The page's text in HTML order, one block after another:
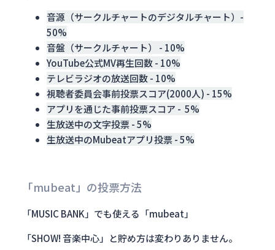
音源（サークルチャートのデジタルチャート）-
50%
音盤（サークルチャート） - 10%
YouTube公式MV再生回数 - 10%
テレビラジオの放送回数 - 10%
視聴者委員会事前投票スコア(2000人) - 15%
アプリを通じた事前投票スコア - 5%
生放送中の文字投票 - 5%
生放送中のMubeatアプリ投票 - 5%
「mubeat」の投票方法
「MUSIC BANK」でも使える「mubeat」
「SHOW! 音楽中心」と貯め方は変わりありません。